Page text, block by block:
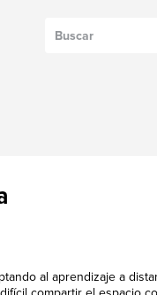
al aprendizaje a